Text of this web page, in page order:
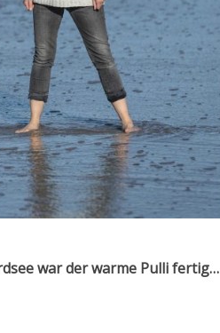
war der warme Pulli fertig…